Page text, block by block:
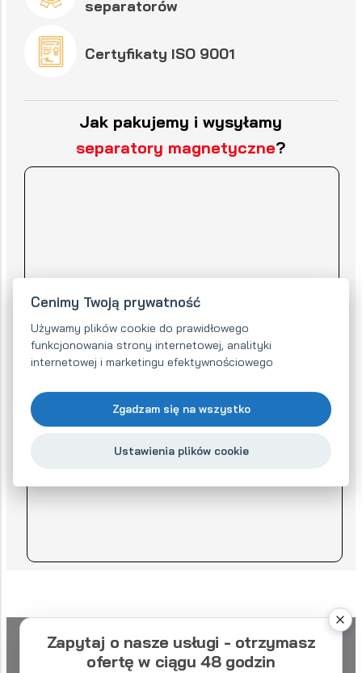
Cenimy Twoją prywatność
Używamy plików cookie do prawidłowego
funkcjonowania strony internetowej, analityki
internetowej i marketingu efektywnościowego
Zgadzam się na wszystko
Ustawienia plików cookie
separatorów
Certyfikaty ISO 9001
Jak pakujemy i wysyłamy
separatory magnetyczne?
Jak działa współpraca?
Zapytaj o nasze usługi - otrzymasz
ofertę w ciągu 48 godzin